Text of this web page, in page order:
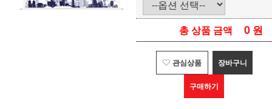
총 상품 금액 0 원
관심상품 장바구니
구매하기